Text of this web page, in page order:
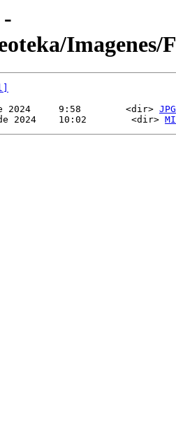
Imagenes/
2024     9:58        <dir> JPG
de 2024    10:02        <dir>